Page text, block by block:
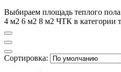
Выбираем площадь теплого
4 м2 6 м2 8 м2 ЧТК в категории
Сортировка: